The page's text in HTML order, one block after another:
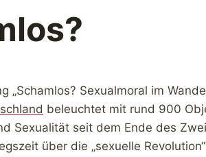
„Schamlos? Sexualmoral im
beleuchtet mit rund 900
Sexualität seit dem Ende des
über die „sexuelle